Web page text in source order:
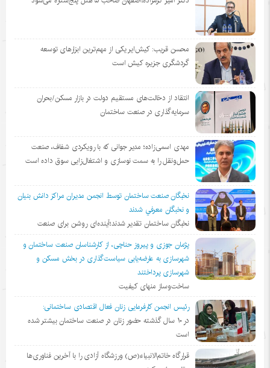
محسن قریب: کیش‌ایر یکی از مهم‌ترین ابزارهای توسعه
گردشگری جزیره کیش است
انتقاد از دخالت‌های مستقیم دولت در بازار مسکن/بحران
سرمایه‌گذاری در صنعت ساختمان
مهدی اسمی‌زاده؛ مدیر جوانی که با رویکردی شفاف، صنعت
حمل‌ونقل را به سمت نوسازی و اشتغال‌زایی سوق داده است
نخبگان صنعت ساختمان توسط انجمن مديران مراكز دانش بنيان
و نخبگان معرفي شدند
نخبگان ساختمان تقدیر شدند؛آینده‌ای روشن برای صنعت
پژمان جوزی و پیروز حناچی، از کارشناسان صنعت ساختمان و
شهرسازی به عارضه‌یابی سیاست‌گذاری در بخش مسکن و
شهرسازی پرداختند
ساخت‌وساز منهای کیفیت
رئیس انجمن کارفرمایی زنان فعال اقتصادی ساختمانی:
در ١٠ سال گذشته حضور زنان در صنعت ساختمان بیشتر شده
است
قرارگاه خاتم‌الانبیاء(ص) ورزشگاه آزادی را با آخرین فناوری‌ها